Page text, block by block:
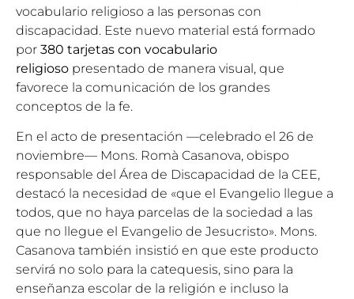
vocabulario religioso a las personas con
discapacidad. Este nuevo material está formado
por 380 tarjetas con vocabulario
religioso presentado de manera visual, que
favorece la comunicación de los grandes
conceptos de la fe.
En el acto de presentación —celebrado el 26 de
noviembre— Mons. Romà Casanova, obispo
responsable del Área de Discapacidad de la CEE,
destacó la necesidad de «que el Evangelio llegue a
todos, que no haya parcelas de la sociedad a las
que no llegue el Evangelio de Jesucristo». Mons.
Casanova también insistió en que este producto
servirá no solo para la catequesis, sino para la
enseñanza escolar de la religión e incluso la